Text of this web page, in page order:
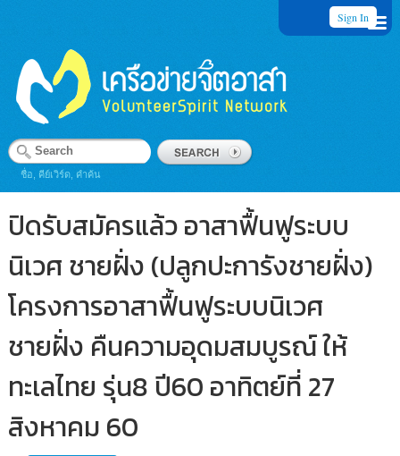
Sign In
ชื่อ, คีย์เวิร์ด, คำค้น
ปิดรับสมัครแล้ว อาสาฟื้นฟูระบบ
นิเวศ ชายฝั่ง (ปลูกปะการังชายฝั่ง)
โครงการอาสาฟื้นฟูระบบนิเวศ
ชายฝั่ง คืนความอุดมสมบูรณ์ ให้
ทะเลไทย รุ่น8 ปี60 อาทิตย์ที่ 27
สิงหาคม 60